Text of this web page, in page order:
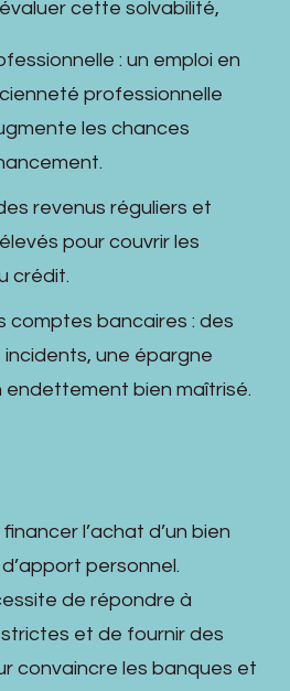
cette solvabilité,
: un emploi en
professionnelle
les chances
revenus réguliers et
pour couvrir les
crédit.
comptes bancaires : des
une épargne
endettement bien maîtrisé.
l’achat d’un bien
personnel.
de répondre à
et de fournir des
convaincre les banques et